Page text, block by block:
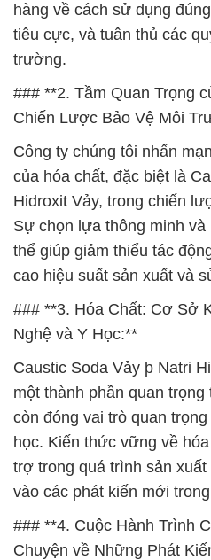
hàng về cách sử dụng
tiêu cực, và tuân thủ các
trường.
### **2. Tầm Quan Trọng
Chiến Lược Bảo Vệ Môi
Công ty chúng tôi nhấn
của hóa chất, đặc biệt là
Hidroxit Vảy, trong chiến
Sự chọn lựa thông minh
thể giúp giảm thiểu tác
cao hiệu suất sản xuất và
### **3. Hóa Chất: Cơ Sở
Nghệ và Y Học:**
Caustic Soda Vảy þ Natri
một thành phần quan
còn đóng vai trò quan
học. Kiến thức vững về
trợ trong quá trình sản
vào các phát kiến mới
### **4. Cuộc Hành Trình
Chuyện về Những Phát